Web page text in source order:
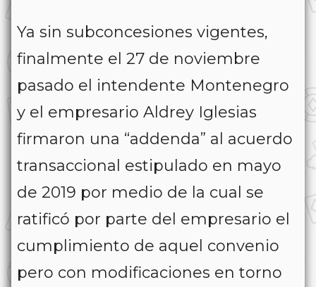
Ya sin subconcesiones vigentes,
finalmente el 27 de noviembre
pasado el intendente Montenegro
y el empresario Aldrey Iglesias
firmaron una “addenda” al acuerdo
transaccional estipulado en mayo
de 2019 por medio de la cual se
ratificó por parte del empresario el
cumplimiento de aquel convenio
pero con modificaciones en torno